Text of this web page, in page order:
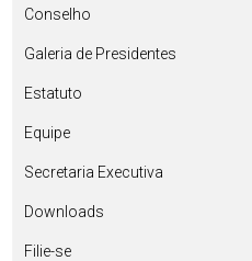
Conselho
Galeria de Presidentes
Estatuto
Equipe
Secretaria Executiva
Downloads
Filie-se